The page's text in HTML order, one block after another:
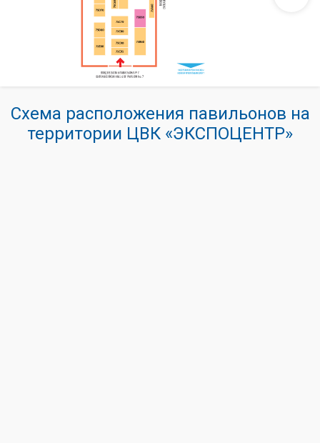
Схема расположения павильонов на
территории ЦВК «ЭКСПОЦЕНТР»